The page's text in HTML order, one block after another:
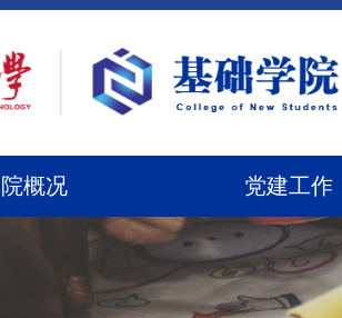
概况 党建工作